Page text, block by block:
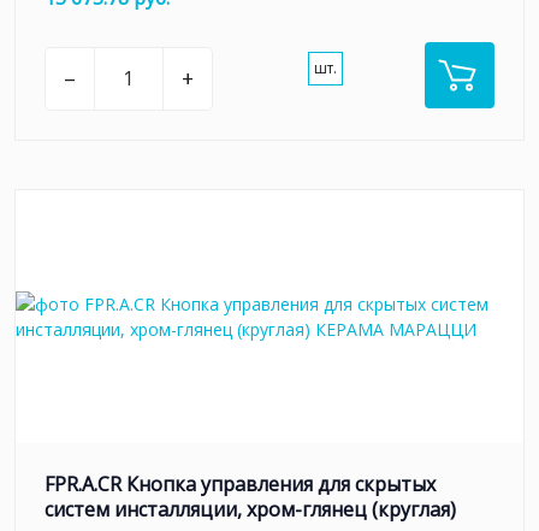
– + шт.
FPR.A.CR Кнопка управления для скрытых
систем инсталляции, xром-глянец (круглая)